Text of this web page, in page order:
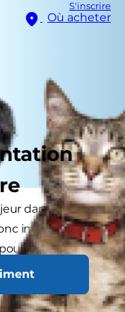
S'inscrire
Où acheter
dans la santé
important de
votre boule
qu’ils soient
avoir du
figurant sur